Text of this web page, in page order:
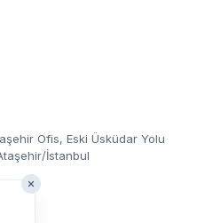
Ofis, Eski Üsküdar Yolu
İstanbul